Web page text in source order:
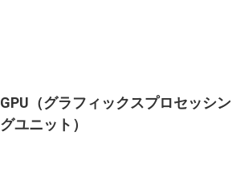
GPU（グラフィックスプロセッシン
グユニット）